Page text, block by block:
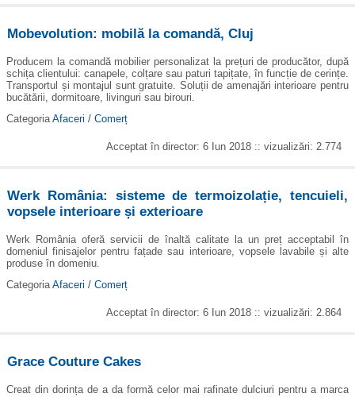
Mobevolution: mobilă la comandă, Cluj
Producem la comandă mobilier personalizat la prețuri de producător, după
schița clientului: canapele, colțare sau paturi tapițate, în funcție de cerințe.
Transportul și montajul sunt gratuite. Soluții de amenajări interioare pentru
bucătării, dormitoare, livinguri sau birouri.
Categoria Afaceri / Comerț
Acceptat în director: 6 Iun 2018 :: vizualizări: 2.774
Werk România: sisteme de termoizolație, tencuieli,
vopsele interioare și exterioare
Werk România oferă servicii de înaltă calitate la un preț acceptabil în
domeniul finisajelor pentru fațade sau interioare, vopsele lavabile și alte
produse în domeniu.
Categoria Afaceri / Comerț
Acceptat în director: 6 Iun 2018 :: vizualizări: 2.864
Grace Couture Cakes
Creat din dorința de a da formă celor mai rafinate dulciuri pentru a marca